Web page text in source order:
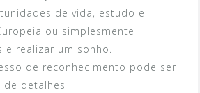
de vida, estudo e
ou simplesmente
e realizar um sonho.
de reconhecimento pode ser
detalhes